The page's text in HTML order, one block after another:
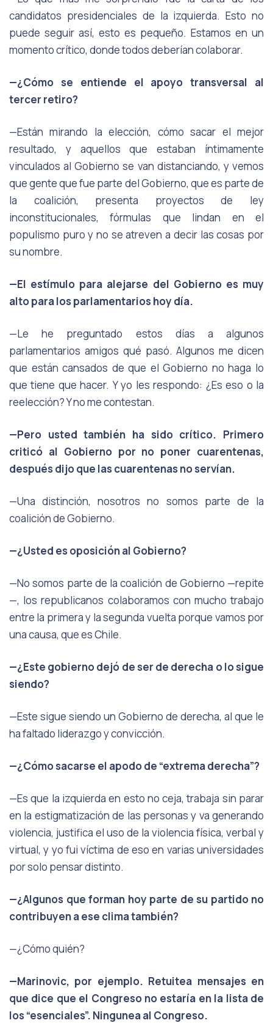
candidatos presidenciales de la izquierda. Esto no
puede seguir así, esto es pequeño. Estamos en un
momento crítico, donde todos deberían colaborar.
—¿Cómo se entiende el apoyo transversal al
tercer retiro?
—Están mirando la elección, cómo sacar el mejor
resultado, y aquellos que estaban íntimamente
vinculados al Gobierno se van distanciando, y vemos
que gente que fue parte del Gobierno, que es parte de
la coalición, presenta proyectos de ley
inconstitucionales, fórmulas que lindan en el
populismo puro y no se atreven a decir las cosas por
su nombre.
—El estímulo para alejarse del Gobierno es muy
alto para los parlamentarios hoy día.
—Le he preguntado estos días a algunos
parlamentarios amigos qué pasó. Algunos me dicen
que están cansados de que el Gobierno no haga lo
que tiene que hacer. Y yo les respondo: ¿Es eso o la
reelección? Y no me contestan.
—Pero usted también ha sido crítico. Primero
criticó al Gobierno por no poner cuarentenas,
después dijo que las cuarentenas no servían.
—Una distinción, nosotros no somos parte de la
coalición de Gobierno.
—¿Usted es oposición al Gobierno?
—No somos parte de la coalición de Gobierno —repite
—, los republicanos colaboramos con mucho trabajo
entre la primera y la segunda vuelta porque vamos por
una causa, que es Chile.
—¿Este gobierno dejó de ser de derecha o lo sigue
siendo?
—Este sigue siendo un Gobierno de derecha, al que le
ha faltado liderazgo y convicción.
—¿Cómo sacarse el apodo de “extrema derecha”?
—Es que la izquierda en esto no ceja, trabaja sin parar
en la estigmatización de las personas y va generando
violencia, justifica el uso de la violencia física, verbal y
virtual, y yo fui víctima de eso en varias universidades
por solo pensar distinto.
—¿Algunos que forman hoy parte de su partido no
contribuyen a ese clima también?
—¿Cómo quién?
—Marinovic, por ejemplo. Retuitea mensajes en
que dice que el Congreso no estaría en la lista de
los “esenciales”. Ningunea al Congreso.